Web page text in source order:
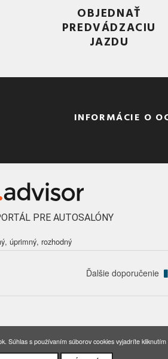
OBJEDNAŤ
PREDVÁDZACIU
JAZDU
INFORMÁCIE O
PRE AUTOSALÓNY
úprimný, rozhodný
Ďalšie doporučenie
s.r.o. | Designed by Dsgn.sk
Súhlas s používaním súborov cookies vyjadríte kliknutím